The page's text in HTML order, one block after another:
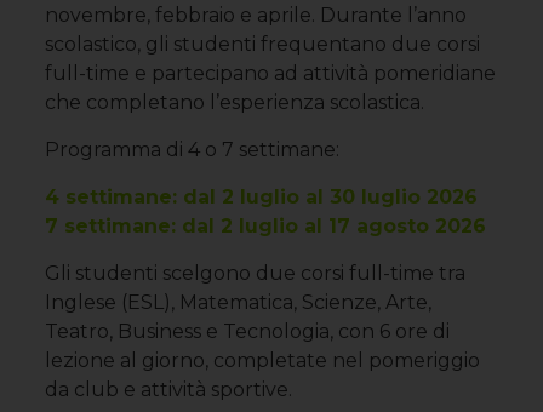
novembre, febbraio e aprile. Durante l’anno
scolastico, gli studenti frequentano due corsi
full-time e partecipano ad attività pomeridiane
che completano l’esperienza scolastica.
Programma di 4 o 7 settimane:
4 settimane: dal 2 luglio al 30 luglio 2026
7 settimane: dal 2 luglio al 17 agosto 2026
Gli studenti scelgono due corsi full-time tra
Inglese (ESL), Matematica, Scienze, Arte,
Teatro, Business e Tecnologia, con 6 ore di
lezione al giorno, completate nel pomeriggio
da club e attività sportive.